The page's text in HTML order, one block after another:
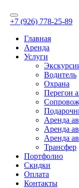
+7 (926) 778-25-89
Главная
Аренда
Услуги
Водитель
Охрана
Перегон
Аренда
Аренда
Аренда
Трансфер
Портфолио
Скидки
Оплата
Контакты